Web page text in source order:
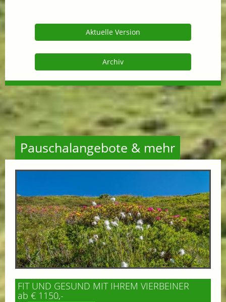
Aktuelle Version
Archiv
Pauschalangebote & mehr
FIT UND GESUND MIT IHREM VIERBEINER
ab € 1150,-